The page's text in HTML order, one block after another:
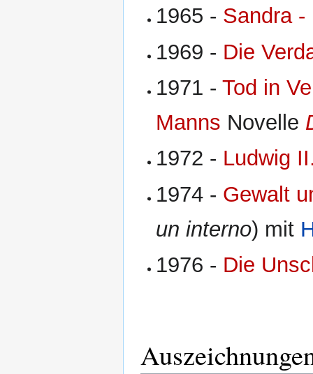
1965 - Sandra -
1969 - Die
1971 -Tod in
Manns Novelle
1972 - Ludwig
1974 - Gewalt
un interno) mit
1976 - Die